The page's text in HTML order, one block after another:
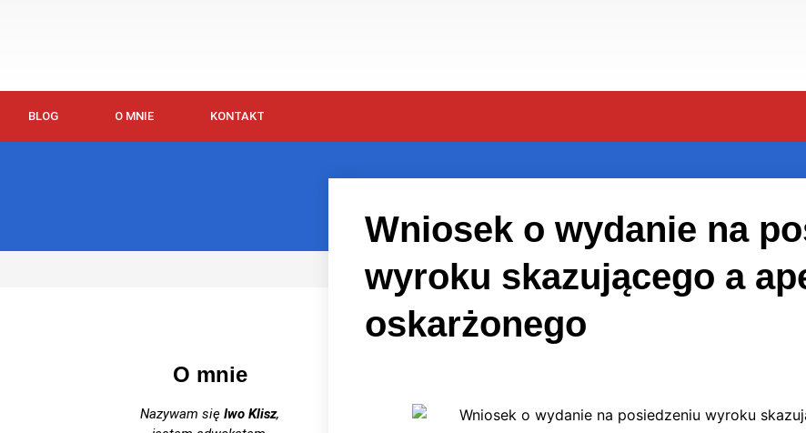
BLOG O MNIE KONTAKT
O mnie
Nazywam sięIwo Klisz,
Wniosek o wydanie na
wyroku skazującego a
oskarżonego